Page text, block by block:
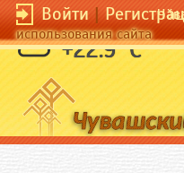
Войти|
использования сайта
+22.9 °C